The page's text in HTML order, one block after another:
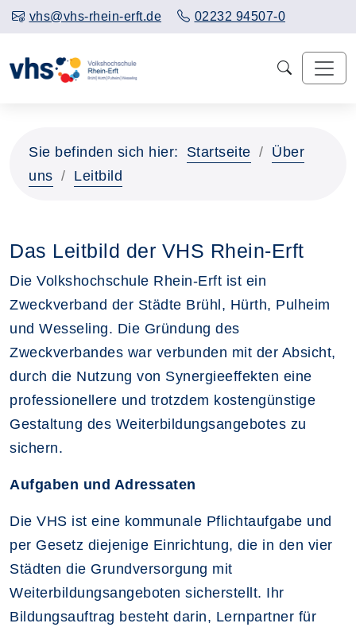
vhs@vhs-rhein-erft.de 02232 94507-0
Sie befinden sich hier: Startseite
Über
uns
Leitbild
Das Leitbild der VHS Rhein-Erft
Die Volkshochschule Rhein-Erft ist ein
Zweckverband der Städte Brühl, Hürth, Pulheim
und Wesseling. Die Gründung des
Zweckverbandes war verbunden mit der Absicht,
durch die Nutzung von Synergieeffekten eine
professionellere und trotzdem kostengünstige
Gestaltung des Weiterbildungsangebotes zu
sichern.
Aufgaben und Adressaten
Die VHS ist eine kommunale Pflichtaufgabe und
per Gesetz diejenige Einrichtung, die in den vier
Städten die Grundversorgung mit
Weiterbildungsangeboten sicherstellt. Ihr
Bildungsauftrag besteht darin, Lernpartner für